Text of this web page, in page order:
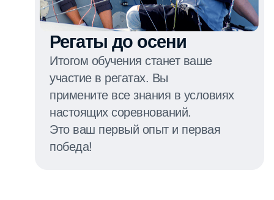
Регаты до осени
Итогом обучения станет ваше
участие в регатах. Вы
примените все знания в условиях
настоящих соревнований.
Это ваш первый опыт и первая
победа!